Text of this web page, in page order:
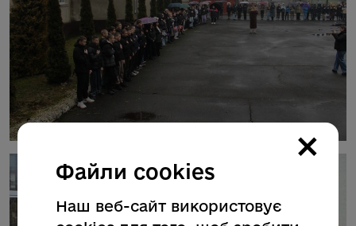
×
Файли cookies
Наш веб-сайт використовує